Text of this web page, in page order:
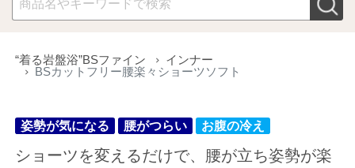
“着る岩盤浴”BSファイン
インナー
BSカットフリー腰楽々ショーツソフト
ショーツを変えるだけで、腰が立ち姿勢が楽